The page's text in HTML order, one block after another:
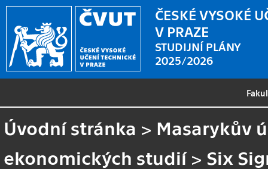
ČESKÉ VYSOKÉ
V PRAZE
STUDIJNÍ PLÁNY
2025/2026
Úvodní stránka > Masarykův
ekonomických studií> Six